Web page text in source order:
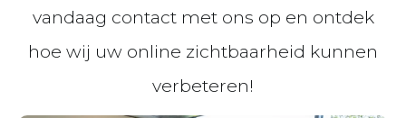
vandaag contact met ons op en ontdek
hoe wij uw online zichtbaarheid kunnen
verbeteren!